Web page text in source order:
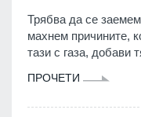
Трябва да се
махнем причините,
тази с газа, добави
ПРОЧЕТИ